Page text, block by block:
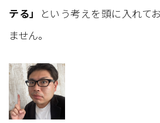
テる」
という考えを頭に入れて
ません。